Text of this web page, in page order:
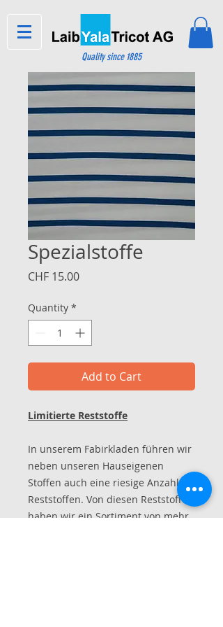
Quality since 1885
Spezialstoffe
CHF 15.00Price
Quantity *
Add to Cart
Limitierte Reststoffe
In unserem Fabirkladen führen wir
neben unseren Hauseigenen
Stoffen auch eine riesige Anzahl an
Reststoffen. Von diesen Reststoffen
haben wir ein Sortiment von mehr